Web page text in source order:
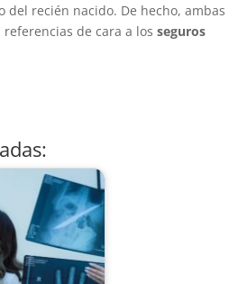
del recién nacido. De hecho, ambas
de cara a losseguros